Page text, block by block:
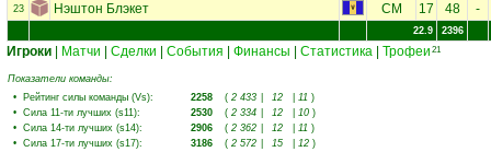
23 Нэштон Блэкет CM 17 48 -
22.9 2396
Игроки Матчи Сделки События Финансы Статистика Трофеи 21
Показатели команды:
• Рейтинг силы команды (Vs): 2258 ( 2 433 12 11 )
• Сила 11-ти лучших (s11): 2530 ( 2 334 12 10 )
• Сила 14-ти лучших (s14): 2906 ( 2 362 12 11 )
• Сила 17-ти лучших (s17): 3186 ( 2 572 15 12 )